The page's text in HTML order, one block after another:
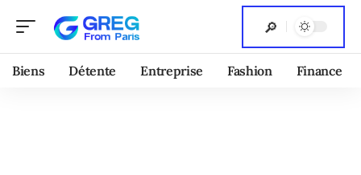
Biens Détente Entreprise Fashion Finance